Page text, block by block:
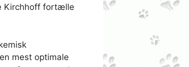
Kirchhoff fortælle
mest optimale